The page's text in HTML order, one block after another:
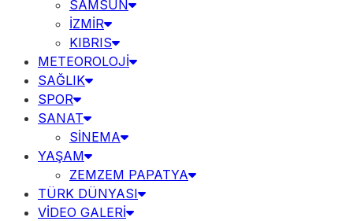
SAMSUN
İZMİR
KIBRIS
METEOROLOJİ
SAĞLIK
SPOR
SANAT
SİNEMA
YAŞAM
ZEMZEM PAPATYA
TÜRK DÜNYASI
VİDEO GALERİ